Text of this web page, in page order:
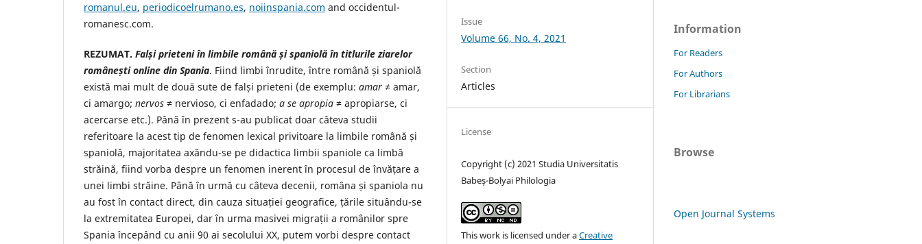
romanul.eu, periodicoelrumano.es, noiinspania.com and occidentul-
romanesc.com.
REZUMAT. Falși prieteni în limbile română și spaniolă în titlurile ziarelor
românești online din Spania. Fiind limbi înrudite, între română și spaniolă
există mai mult de două sute de falși prieteni (de exemplu: amar ≠ amar,
ci amargo; nervos ≠ nervioso, ci enfadado; a se apropia ≠ apropiarse, ci
acercarse etc.). Până în prezent s-au publicat doar câteva studii
referitoare la acest tip de fenomen lexical privitoare la limbile română și
spaniolă, majoritatea axându-se pe didactica limbii spaniole ca limbă
străină, fiind vorba despre un fenomen inerent în procesul de învățare a
unei limbi străine. Până în urmă cu câteva decenii, româna și spaniola nu
au fost în contact direct, din cauza situației geografice, țările situându-se
la extremitatea Europei, dar în urma masivei migrații a românilor spre
Spania începând cu anii `90 ai secolului XX, putem vorbi despre contact
Issue
Volume 66, No. 4, 2021
Section
Articles
License
Copyright (c) 2021 Studia Universitatis
Babeș-Bolyai Philologia
This work is licensed under aCreative
Information
For Readers
For Authors
For Librarians
Browse
Open Journal Systems